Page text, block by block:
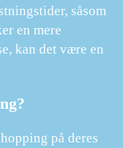
såsom
en mere
kan det være en
på deres